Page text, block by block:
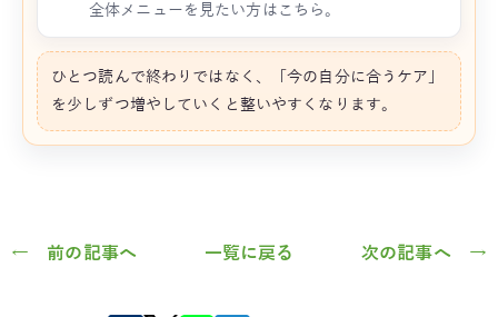
全体メニューを見たい方はこちら。
ひとつ読んで終わりではなく、「今の自分に合うケア」
を少しずつ増やしていくと整いやすくなります。
← 前の記事へ 一覧に戻る 次の記事へ →